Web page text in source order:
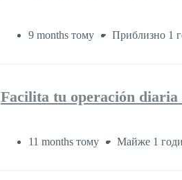
9 months тому Приблизно 1
Facilita tu operación diaria
11 months тому Майже 1